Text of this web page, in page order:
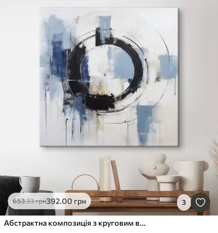
653.33грн392.00 грн 3
Абстрактна композиція з круговим візерунком, імітація живопису